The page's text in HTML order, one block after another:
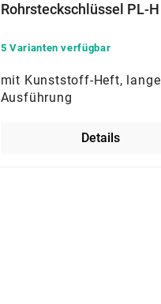
Rohrsteckschlüssel PL-H
5 Varianten verfügbar
mit Kunststoff-Heft, lange
Ausführung
Details